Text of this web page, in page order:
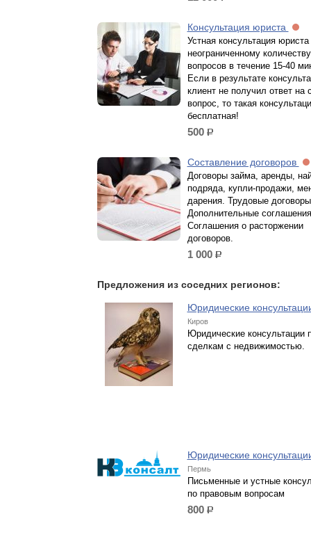
Консультация юриста
Устная консультация юриста
неограниченному количеству
вопросов в течение 15-40
Если в результате
клиент не получил ответ на
вопрос, то такая
бесплатная!
500 р.
Составление договоров
Договоры займа, аренды,
подряда, купли-продажи,
дарения. Трудовые
Дополнительные
Соглашения о расторжении
договоров.
1 000 р.
Предложения из соседних регионов:
Юридические
Киров
Юридические консультации
сделкам с недвижимостью.
Юридические
Пермь
Письменные и устные
по правовым вопросам
800 р.